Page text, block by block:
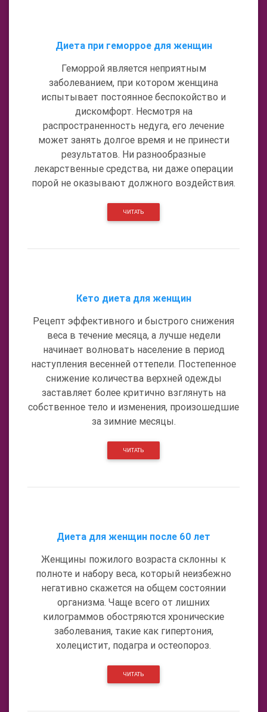
Диета при геморрое для женщин
Геморрой является неприятным
заболеванием, при котором женщина
испытывает постоянное беспокойство и
дискомфорт. Несмотря на
распространенность недуга, его лечение
может занять долгое время и не принести
результатов. Ни разнообразные
лекарственные средства, ни даже операции
порой не оказывают должного воздействия.
ЧИТАТЬ
Кето диета для женщин
Рецепт эффективного и быстрого снижения
веса в течение месяца, а лучше недели
начинает волновать население в период
наступления весенней оттепели. Постепенное
снижение количества верхней одежды
заставляет более критично взглянуть на
собственное тело и изменения, произошедшие
за зимние месяцы.
ЧИТАТЬ
Диета для женщин после 60 лет
Женщины пожилого возраста склонны к
полноте и набору веса, который неизбежно
негативно скажется на общем состоянии
организма. Чаще всего от лишних
килограммов обостряются хронические
заболевания, такие как гипертония,
холецистит, подагра и остеопороз.
ЧИТАТЬ